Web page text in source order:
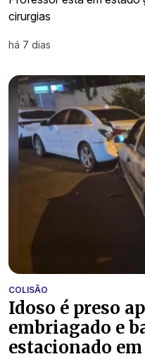
cirurgias
há 7 dias
COLISÃO
Idoso é preso
embriagado e
estacionado